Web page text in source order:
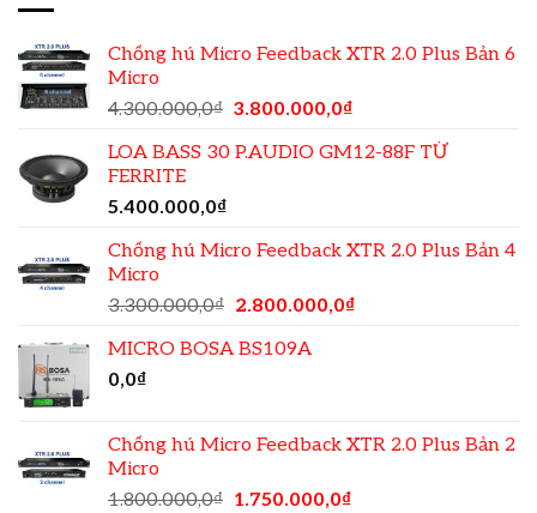
Chống hú Micro Feedback XTR 2.0 Plus Bản 6
Micro
4.300.000,0₫ 3.800.000,0₫
LOA BASS 30 P.AUDIO GM12-88F TỪ
FERRITE
5.400.000,0₫
Chống hú Micro Feedback XTR 2.0 Plus Bản 4
Micro
3.300.000,0₫ 2.800.000,0₫
MICRO BOSA BS109A
0,0₫
Chống hú Micro Feedback XTR 2.0 Plus Bản 2
Micro
1.800.000,0₫ 1.750.000,0₫